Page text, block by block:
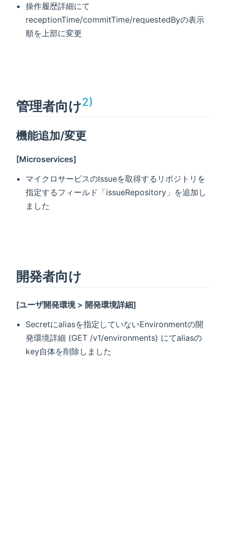
操作履歴詳細にて
receptionTime/commitTime/requestedByの表示
順を上部に変更
管理者向け2)
機能追加/変更
[Microservices]
マイクロサービスのIssueを取得するリポジトリを
指定するフィールド「issueRepository」を追加し
ました
開発者向け
[ユーザ開発環境 > 開発環境詳細]
Secretにaliasを指定していないEnvironmentの開
発環境詳細 (GET /v1/environments) にてaliasの
key自体を削除しました